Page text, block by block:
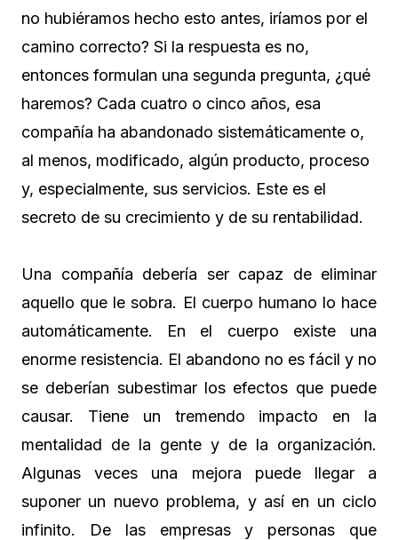
no hubiéramos hecho esto antes, iríamos por el
camino correcto? Si la respuesta es no,
entonces formulan una segunda pregunta, ¿qué
haremos? Cada cuatro o cinco años, esa
compañía ha abandonado sistemáticamente o,
al menos, modificado, algún producto, proceso
y, especialmente, sus servicios. Este es el
secreto de su crecimiento y de su rentabilidad.
Una compañía debería ser capaz de eliminar
aquello que le sobra. El cuerpo humano lo hace
automáticamente. En el cuerpo existe una
enorme resistencia. El abandono no es fácil y no
se deberían subestimar los efectos que puede
causar. Tiene un tremendo impacto en la
mentalidad de la gente y de la organización.
Algunas veces una mejora puede llegar a
suponer un nuevo problema, y así en un ciclo
infinito. De las empresas y personas que